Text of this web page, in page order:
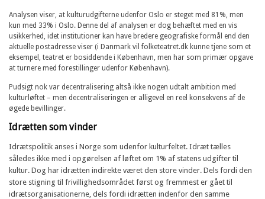
Analysen viser, at kulturudgifterne udenfor Oslo er steget med 81%, men
kun med 33% i Oslo. Denne del af analysen er dog behæftet med en vis
usikkerhed, idet institutioner kan have bredere geografiske formål end den
aktuelle postadresse viser (i Danmark vil folketeatret.dk kunne tjene som et
eksempel, teatret er bosiddende i København, men har som primær opgave
at turnere med forestillinger udenfor København).
Pudsigt nok var decentralisering altså ikke nogen udtalt ambition med
kulturløftet – men decentraliseringen er alligevel en reel konsekvens af de
øgede bevillinger.
Idrætten som vinder
Idrætspolitik anses i Norge som udenfor kulturfeltet. Idræt tælles
således ikke med i opgørelsen af løftet om 1% af statens udgifter til
kultur. Dog har idrætten indirekte været den store vinder. Dels fordi den
store stigning til frivillighedsområdet først og fremmest er gået til
idrætsorganisationerne, dels fordi idrætten indenfor den samme